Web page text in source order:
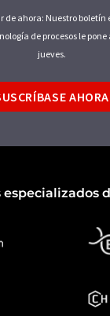
de ahora: Nuestro
de procesos le
jueves.
AHORA